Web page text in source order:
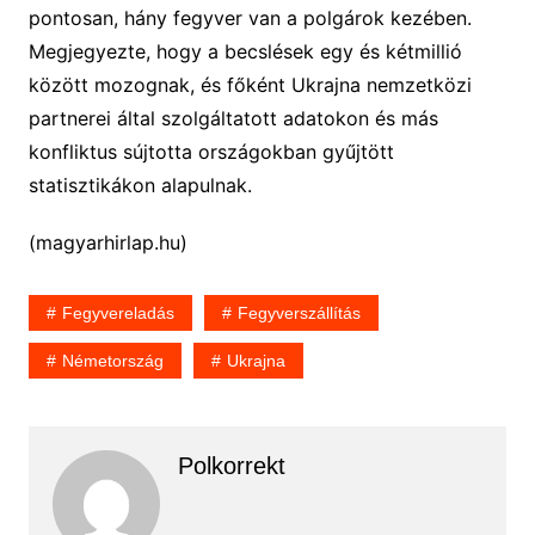
pontosan, hány fegyver van a polgárok kezében.
Megjegyezte, hogy a becslések egy és kétmillió
között mozognak, és főként Ukrajna nemzetközi
partnerei által szolgáltatott adatokon és más
konfliktus sújtotta országokban gyűjtött
statisztikákon alapulnak.
(magyarhirlap.hu)
Fegyvereladás Fegyverszállítás
Németország Ukrajna
Polkorrekt